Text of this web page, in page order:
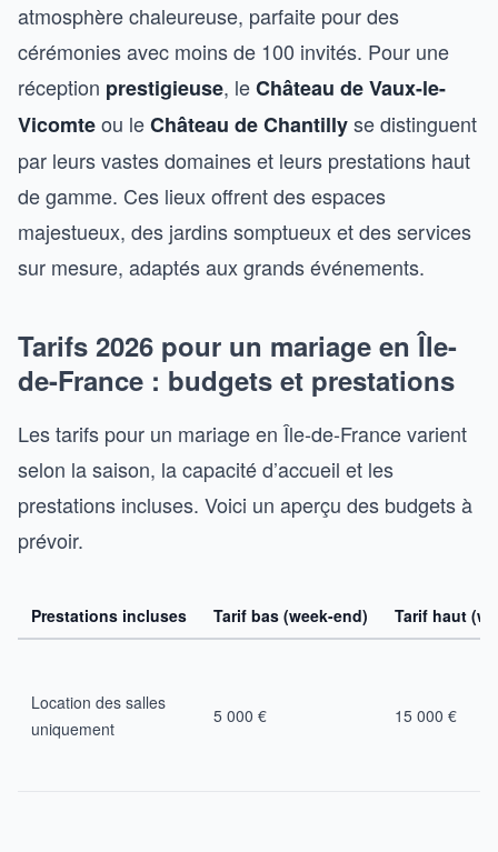
atmosphère chaleureuse, parfaite pour des
cérémonies avec moins de 100 invités. Pour une
réception prestigieuse, leChâteau de Vaux-le-
Vicomteou leChâteau de Chantillyse distinguent
par leurs vastes domaines et leurs prestations haut
de gamme. Ces lieux offrent des espaces
majestueux, des jardins somptueux et des services
sur mesure, adaptés aux grands événements.
Tarifs 2026 pour un mariage en Île-
de-France : budgets et prestations
Les tarifs pour un mariage en Île-de-France varient
selon la saison, la capacité d’accueil et les
prestations incluses. Voici un aperçu des budgets à
prévoir.
Prestations incluses Tarif bas (week-end) Tarif haut
Location des salles
uniquement
5 000 € 15 000 €